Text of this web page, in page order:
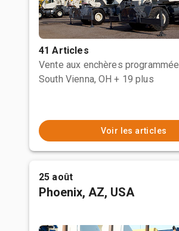
41 Articles
Vente aux enchères programmée
South Vienna, OH + 19 plus
Voir les articles
25 août
Phoenix, AZ, USA